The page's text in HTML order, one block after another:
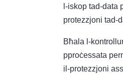
l-iskop tad-data
protezzjoni tad-
Bħala l-
pproċessata
il-protezzjoni